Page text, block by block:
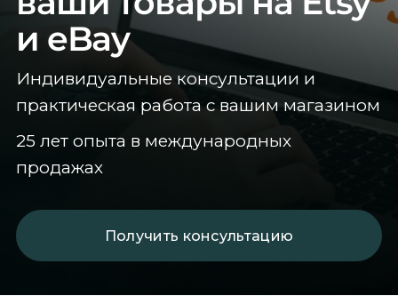
и eBay
Индивидуальные консультации и
практическая работа с вашим магазином
25 лет опыта в международных
продажах
Получить консультацию